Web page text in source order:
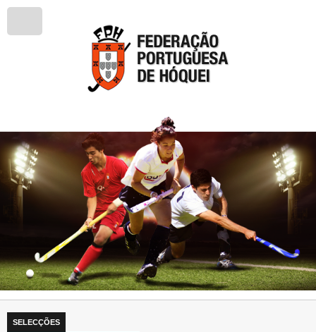
SELECÇÕES